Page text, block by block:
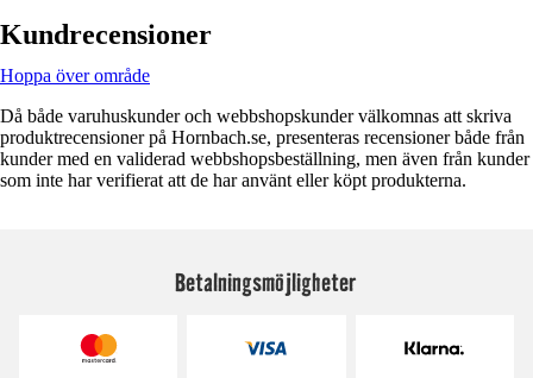
Kundrecensioner
Hoppa över område
Då både varuhuskunder och webbshopskunder välkomnas att skriva
produktrecensioner på Hornbach.se, presenteras recensioner både från
kunder med en validerad webbshopsbeställning, men även från kunder
som inte har verifierat att de har använt eller köpt produkterna.
Betalningsmöjligheter